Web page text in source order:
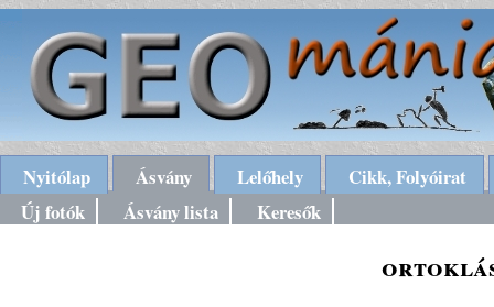
Nyitólap Ásvány Lelőhely
Cikk, Folyóirat
Új fotók
Ásvány lista Keresők